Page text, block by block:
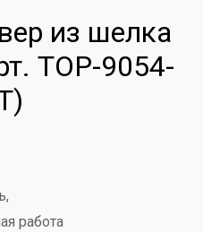
из шелка
TOP-9054-
работа